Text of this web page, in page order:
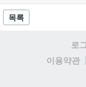
용자는 과제
목록
로
이용약관